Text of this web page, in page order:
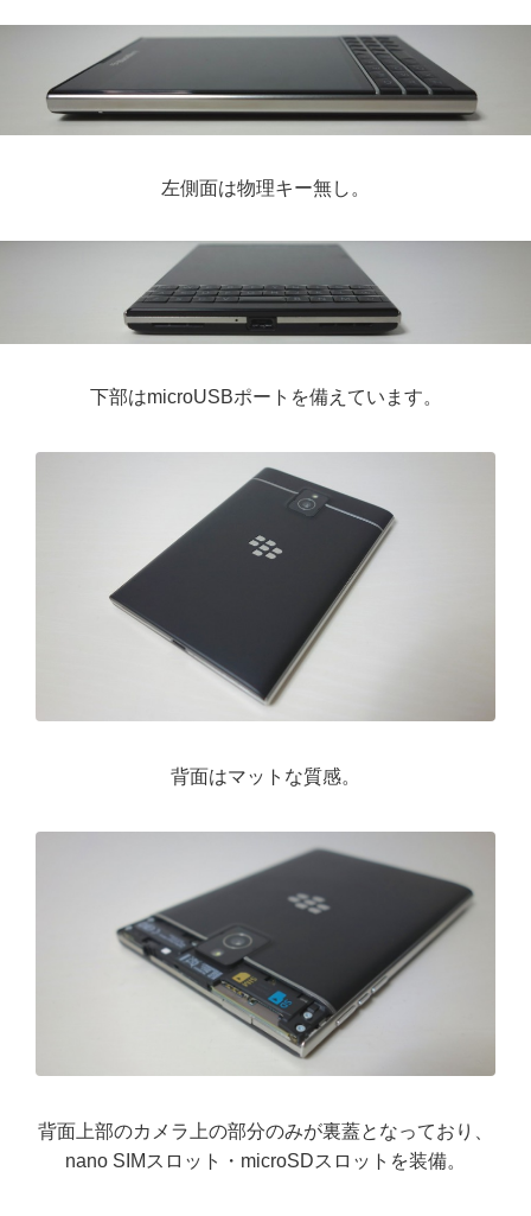
左側面は物理キー無し。
下部はmicroUSBポートを備えています。
背面はマットな質感。
背面上部のカメラ上の部分のみが裏蓋となっており、
nano SIMスロット・microSDスロットを装備。